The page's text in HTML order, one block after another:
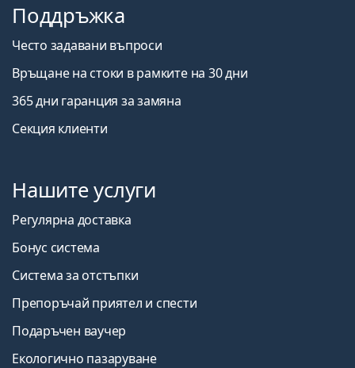
Поддръжка
Често задавани въпроси
Връщане на стоки в рамките на 30 дни
365 дни гаранция за замяна
Секция клиенти
Нашите услуги
Регулярна доставка
Бонус система
Система за отстъпки
Препоръчай приятел и спести
Подаръчен ваучер
Екологично пазаруване